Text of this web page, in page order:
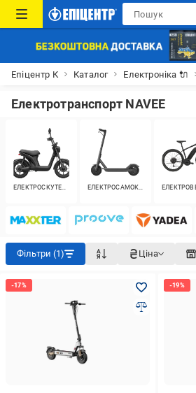
Епіцентр К Каталог Електроніка 🔌
Електротранспорт NAVEE
ЕЛЕКТРОСКУТЕРИ ЕЛЕКТРОСАМОКАТИ
Фільтри (1) Ціна